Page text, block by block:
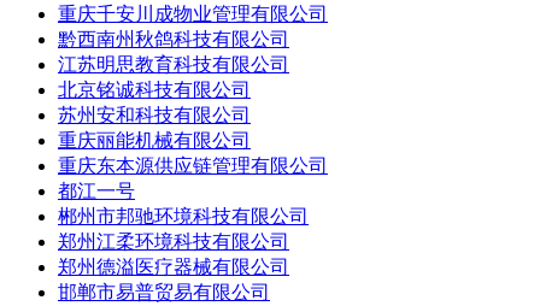
重庆千安川成物业管理有限公司
黔西南州秋鸽科技有限公司
江苏明思教育科技有限公司
北京铭诚科技有限公司
苏州安和科技有限公司
重庆丽能机械有限公司
重庆东本源供应链管理有限公司
都江一号
郴州市邦驰环境科技有限公司
郑州江柔环境科技有限公司
郑州德溢医疗器械有限公司
邯郸市易普贸易有限公司